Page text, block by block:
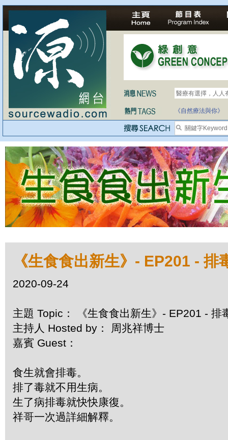
醫療有選擇，人人
《自然療法與你》
《生食食出新生》- EP201 - 排
2020-09-24
主題 Topic： 《生食食出新生》- EP201 - 排
主持人 Hosted by： 周兆祥博士
嘉賓 Guest：
食生就會排毒。
排了毒就不用生病。
生了病排毒就快快康復。
祥哥一次過詳細解釋。